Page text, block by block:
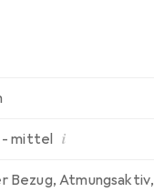
- mittel i
Bezug,Atmungsaktiv,